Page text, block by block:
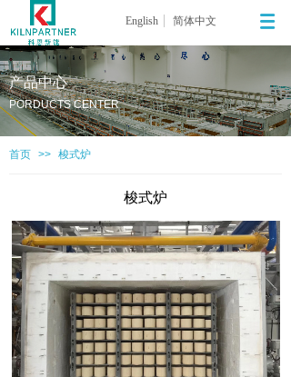
English 简体中文
产品中心
PORDUCTS CENTER
首页 >> 梭式炉
梭式炉